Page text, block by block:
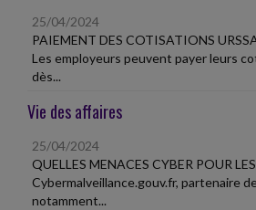
25/04/2024
PAIEMENT DES COTISATIONS
Les employeurs peuvent payer leurs
dès...
Vie des affaires
25/04/2024
QUELLES MENACES CYBER POUR
Cybermalveillance.gouv.fr, partenaire
notamment...